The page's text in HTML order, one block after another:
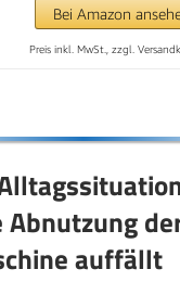
Auto, Möbeln -
LD104DE-V2
Bei Amazon
Preis inkl. MwSt., zzgl.
Abnutzung
auffällt